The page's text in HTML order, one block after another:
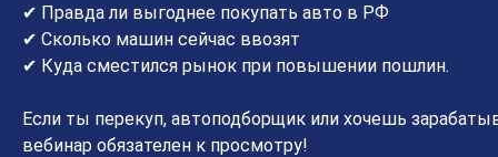
✔ Правда ли выгоднее покупать авто в РФ
✔ Сколько машин сейчас ввозят
✔ Куда сместился рынок при повышении пошлин.
Если ты перекуп, автоподборщик или хочешь
вебинар обязателен к просмотру!